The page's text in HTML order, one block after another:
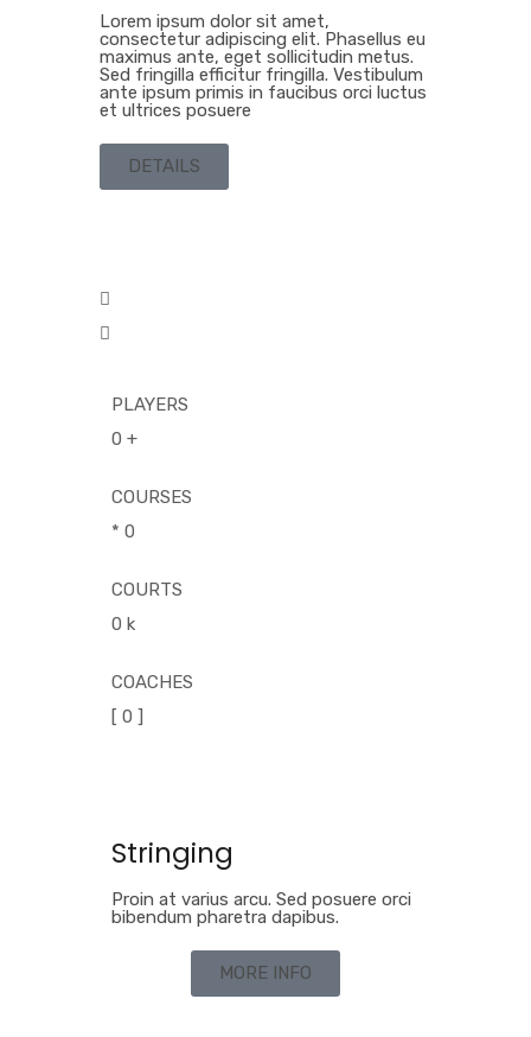
Lorem ipsum dolor sit amet,
consectetur adipiscing elit. Phasellus eu
maximus ante, eget sollicitudin metus.
Sed fringilla efficitur fringilla. Vestibulum
ante ipsum primis in faucibus orci luctus
et ultrices posuere
DETAILS
PLAYERS
0 +
COURSES
* 0
COURTS
0 k
COACHES
[ 0 ]
Stringing
Proin at varius arcu. Sed posuere orci
bibendum pharetra dapibus.
MORE INFO